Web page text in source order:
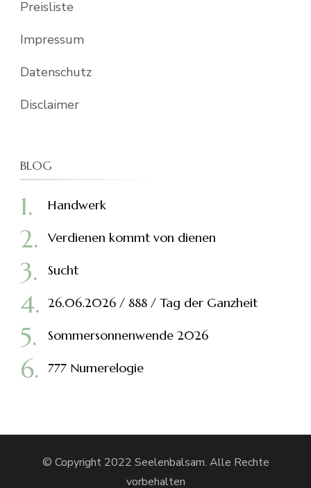
Preisliste
Impressum
Datenschutz
Disclaimer
BLOG
Handwerk
Verdienen kommt von dienen
Sucht
26.06.2026 / 888 / Tag der Ganzheit
Sommersonnenwende 2026
777 Numerelogie
© Copyright 2022 Seelenbalsam. Alle Rechte
vorbehalten